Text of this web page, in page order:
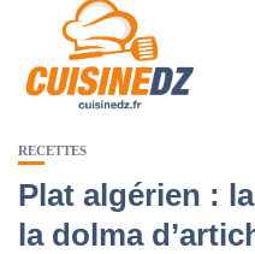
RECETTES
Plat algérien :
la dolma